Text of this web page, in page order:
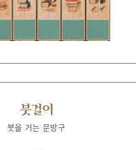
붓걸이
붓을 거는 문방구